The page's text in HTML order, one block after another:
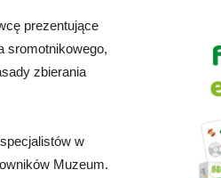
prezentujące
sromotnikowego,
zbierania
w
Muzeum.